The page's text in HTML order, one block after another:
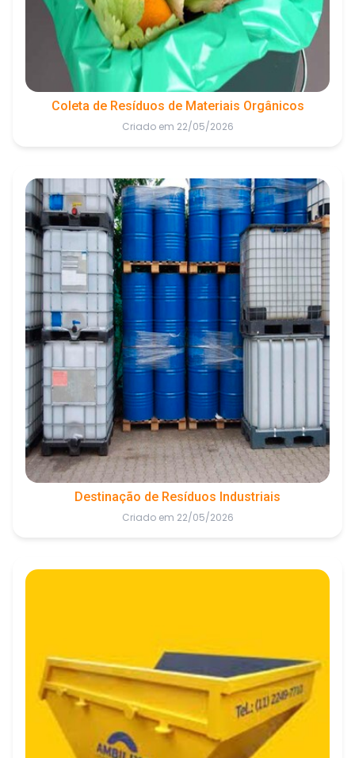
Coleta de Resíduos de Materiais Orgânicos
Criado em 22/05/2026
Destinação de Resíduos Industriais
Criado em 22/05/2026